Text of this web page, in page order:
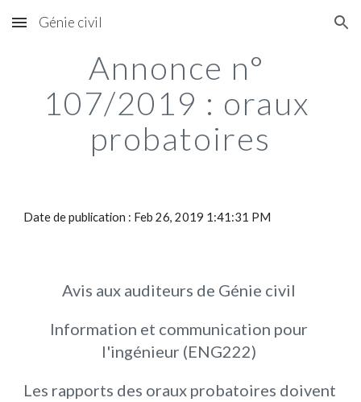
Skip to main content Skip to navigation
Génie civil
Annonce n°
107/2019 : oraux
probatoires
Date de publication : Feb 26, 2019 1:41:31 PM
Avis aux auditeurs de Génie civil
Information et communication pour
l'ingénieur (ENG222)
Les rapports des oraux probatoires doivent